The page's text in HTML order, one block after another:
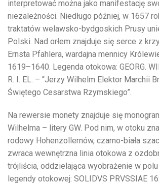
interpretować można jako manifestację
niezależności. Niedługo później, w 1657
traktatów welawsko-bydgoskich Prusy
Polski. Nad orłem znajduje się serce z
Ernsta Pfahlera, wardajna mennicy
1619–1640. Legenda otokowa: GEORG.
R. I. EL. – “Jerzy Wilhelm Elektor Marchii
Świętego Cesarstwa Rzymskiego”.
Na rewersie monety znajduje się
Wilhelma – litery GW. Pod nim, w otoku
rodowy Hohenzollernów, czarno-biała
zwraca wewnętrzna linia otokowa z
trójliścia, oddzielająca wyobrażenie w
legendy otokowej: SOLIDVS PRVSSIAE